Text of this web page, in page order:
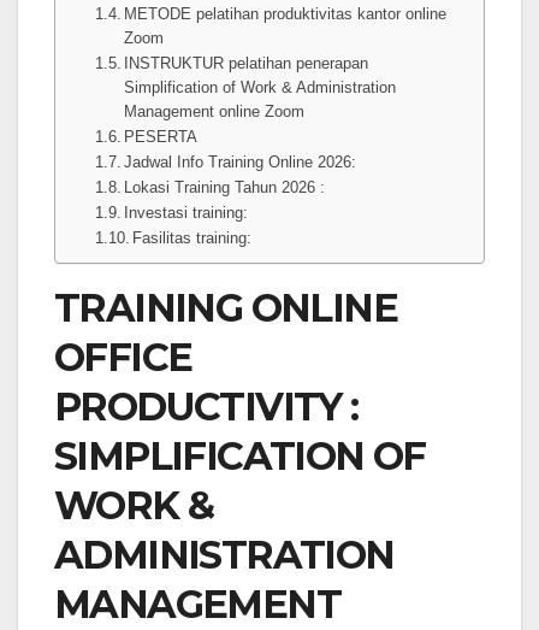
METODE pelatihan produktivitas kantor online
Zoom
INSTRUKTUR pelatihan penerapan
Simplification of Work & Administration
Management online Zoom
PESERTA
Jadwal Info Training Online 2026:
Lokasi Training Tahun 2026 :
Investasi training:
Fasilitas training:
TRAINING ONLINE
OFFICE
PRODUCTIVITY :
SIMPLIFICATION OF
WORK &
ADMINISTRATION
MANAGEMENT